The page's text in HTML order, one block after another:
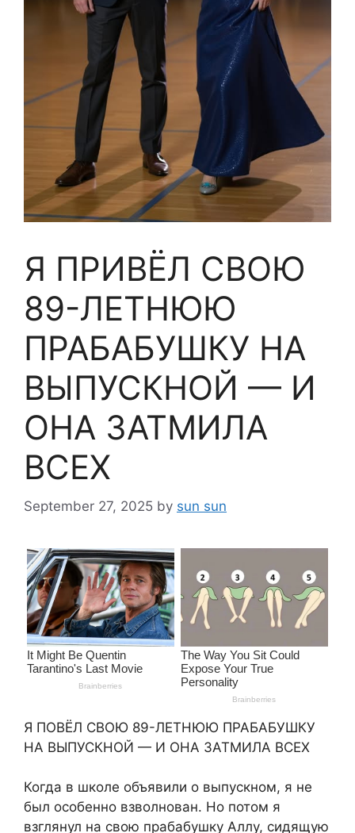
Я ПРИВЁЛ СВОЮ
89-ЛЕТНЮЮ
ПРАБАБУШКУ НА
ВЫПУСКНОЙ — И
ОНА ЗАТМИЛА
ВСЕХ
September 27, 2025 by sun sun
Я ПОВЁЛ СВОЮ 89-ЛЕТНЮЮ ПРАБАБУШКУ
НА ВЫПУСКНОЙ — И ОНА ЗАТМИЛА ВСЕХ
Когда в школе объявили о выпускном, я не
был особенно взволнован. Но потом я
взглянул на свою прабабушку Аллу, сидящую